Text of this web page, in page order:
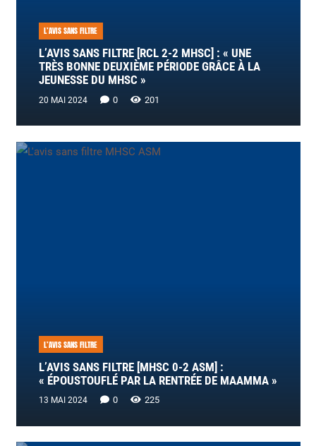
L’AVIS SANS FILTRE
L’AVIS SANS FILTRE [RCL 2-2 MHSC] : « UNE
TRÈS BONNE DEUXIÈME PÉRIODE GRÂCE À LA
JEUNESSE DU MHSC »
20 MAI 2024 0 201
L’AVIS SANS FILTRE
L’AVIS SANS FILTRE [MHSC 0-2 ASM] :
« ÉPOUSTOUFLÉ PAR LA RENTRÉE DE MAAMMA »
13 MAI 2024 0 225